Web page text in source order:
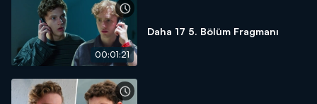
00:01:21
Daha 17 5. Bölüm Fragmanı